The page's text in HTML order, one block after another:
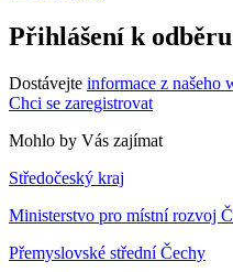
Přihlášení k
Dostávejte informace z našeho
Chci se zaregistrovat
Mohlo by Vás zajímat
Středočeský kraj
Ministerstvo pro místní rozvoj
Přemyslovské střední Čechy